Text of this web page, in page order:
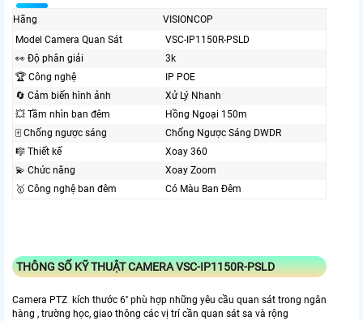
Hãng
VISIONCOP
Model Camera Quan Sát
VSC-IP1150R-PSLD
️👀 Độ phân giải
3k
🏆 Công nghệ
IP POE
🔄 Cảm biến hình ảnh
Xử Lý Nhanh
💥 Tầm nhìn ban đêm
Hồng Ngoại 150m
🀄 Chống ngược sáng
Chống Ngược Sáng DWDR
🎼️ Thiết kế
Xoay 360
💫 Chức năng
Xoay Zoom
🥇️ Công nghệ ban đêm
Có Màu Ban Ðêm
THÔNG SỐ KỸ THUẬT CAMERA VSC-IP1150R-PSLD
Camera PTZ kích thước 6'' phù hợp những yêu cầu quan sát trong ngân
hàng , trường học, giao thông các vị trí cần quan sát sa và rộng